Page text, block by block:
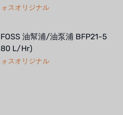
スオリジナル
油幫浦/油泵浦 BFP21-5
L/Hr)
スオリジナル